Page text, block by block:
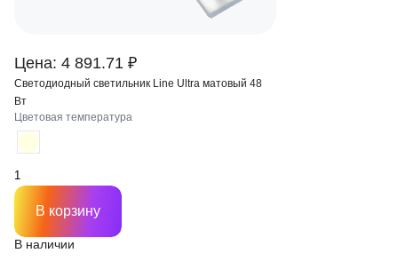
Цена: 4 891.71 ₽
Светодиодный светильник Line Ultra матовый 48
Вт
В наличии
Цветовая температура
В корзину